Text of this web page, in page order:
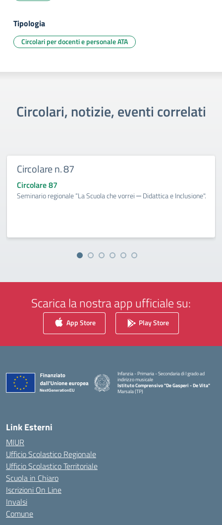
Tipologia
Circolari per docenti e personale ATA
Circolari, notizie, eventi correlati
Circolare n. 87
Circolare 87
Seminario regionale “La Scuola che vorrei ─ Didattica e Inclusione".
Scarica la nostra app ufficiale su:
App Store Play Store
Infanzia - Primaria - Secondaria di I grado ad
indirizzo musicale
Istituto Comprensivo "De Gasperi - De Vita"
Marsala (TP)
Link Esterni
MIUR
Ufficio Scolastico Regionale
Ufficio Scolastico Territoriale
Scuola in Chiaro
Iscrizioni On Line
Invalsi
Comune